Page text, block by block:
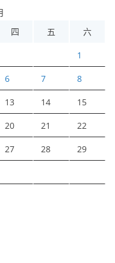
四 五 六
1
6 7 8
13 14 15
20 21 22
27 28 29